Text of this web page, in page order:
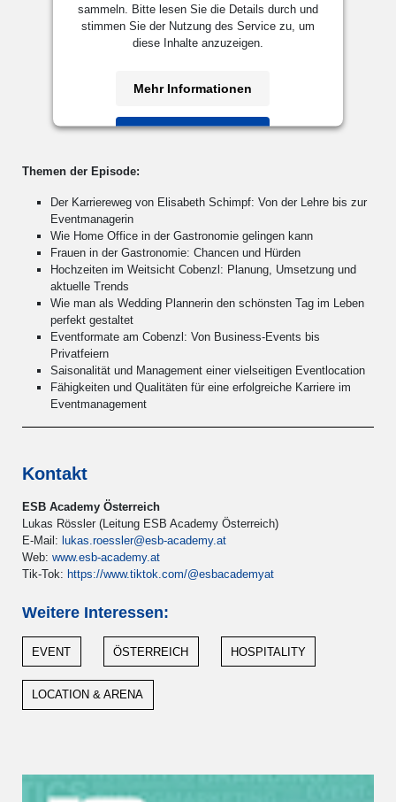
sammeln. Bitte lesen Sie die Details durch und
stimmen Sie der Nutzung des Service zu, um
diese Inhalte anzuzeigen.
Mehr Informationen
Akzeptieren
powered by
Themen der Episode:
Der Karriereweg von Elisabeth Schimpf: Von der Lehre bis zur
Eventmanagerin
Wie Home Office in der Gastronomie gelingen kann
Frauen in der Gastronomie: Chancen und Hürden
Hochzeiten im Weitsicht Cobenzl: Planung, Umsetzung und
aktuelle Trends
Wie man als Wedding Plannerin den schönsten Tag im Leben
perfekt gestaltet
Eventformate am Cobenzl: Von Business-Events bis
Privatfeiern
Saisonalität und Management einer vielseitigen Eventlocation
Fähigkeiten und Qualitäten für eine erfolgreiche Karriere im
Eventmanagement
Kontakt
ESB Academy Österreich
Lukas Rössler (Leitung ESB Academy Österreich)
E-Mail: lukas.roessler@esb-academy.at
Web: www.esb-academy.at
Tik-Tok: https://www.tiktok.com/@esbacademyat
Weitere Interessen:
EVENT ÖSTERREICH HOSPITALITY
LOCATION & ARENA